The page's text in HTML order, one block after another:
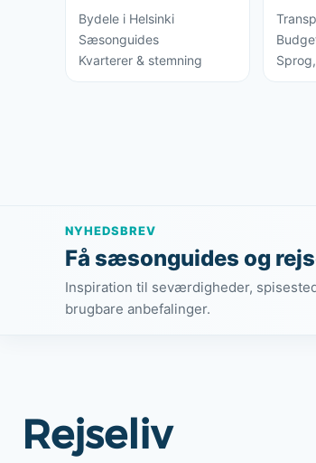
Bydele i Helsinki
Sæsonguides
Kvarterer & stemning
NYHEDSBREV
Få sæsonguides og
Inspiration til seværdigheder,
brugbare anbefalinger.
Rejseliv